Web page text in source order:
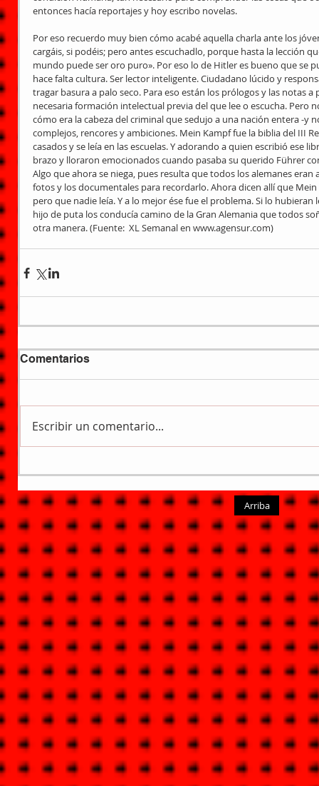
entonces hacía reportajes y hoy escribo novelas.
Por eso recuerdo muy bien cómo acabé aquella charla ante los
cargáis, si podéis; pero antes escuchadlo, porque hasta la lección
mundo puede ser oro puro». Por eso lo de Hitler es bueno que se
hace falta cultura. Ser lector inteligente. Ciudadano lúcido y
tragar basura a palo seco. Para eso están los prólogos y las notas
necesaria formación intelectual previa del que lee o escucha. Pero
cómo era la cabeza del criminal que sedujo a una nación entera -y
complejos, rencores y ambiciones. Mein Kampf fue la biblia del III
casados y se leía en las escuelas. Y adorando a quien escribió ese
brazo y lloraron emocionados cuando pasaba su querido Führer
Algo que ahora se niega, pues resulta que todos los alemanes
fotos y los documentales para recordarlo. Ahora dicen allí que
pero que nadie leía. Y a lo mejor ése fue el problema. Si lo
hijo de puta los conducía camino de la Gran Alemania que todos
otra manera. (Fuente:  XL Semanal en www.agensur.com)
Comentarios
Escribir un comentario...
Arriba